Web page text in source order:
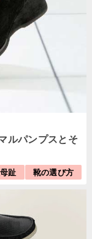
ルパンプスとそ
趾 靴の選び方